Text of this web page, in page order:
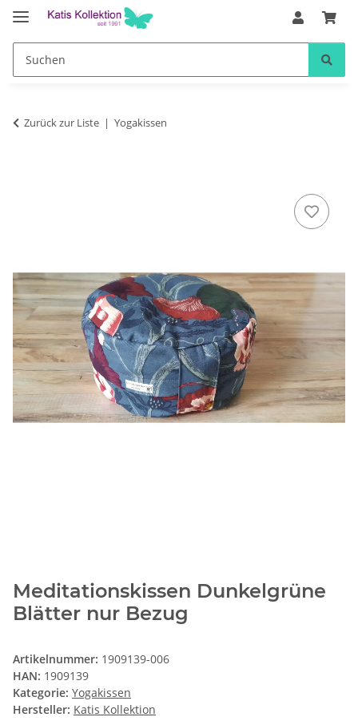
Zurück zur Liste Yogakissen
Meditationskissen Dunkelgrüne
Blätter nur Bezug
Artikelnummer: 1909139-006
HAN: 1909139
Kategorie: Yogakissen
Hersteller: Katis Kollektion